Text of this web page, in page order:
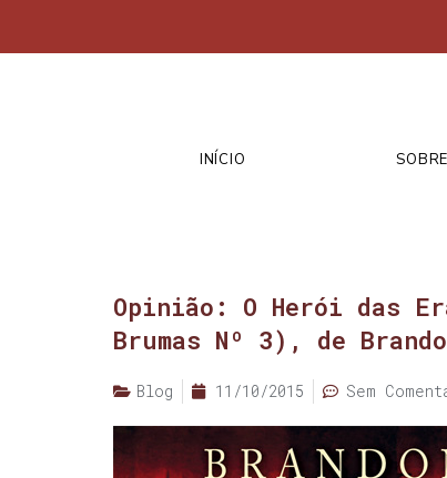
INÍCIO SOBRE
Opinião: O Herói das
Brumas Nº 3), de
Blog 11/10/2015 Sem